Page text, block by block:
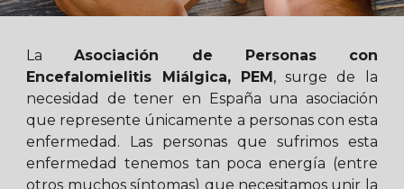
LaAsociación de Personas con
Encefalomielitis Miálgica, PEM, surge de la
necesidad de tener en España una asociación
que represente únicamente a personas con esta
enfermedad. Las personas que sufrimos esta
enfermedad tenemos tan poca energía (entre
otros muchos síntomas) que necesitamos unir la